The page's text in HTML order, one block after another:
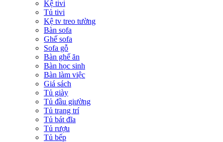
Kệ tivi
Tủ tivi
Kệ tv treo tường
Bàn sofa
Ghế sofa
Sofa gỗ
Bàn ghế ăn
Bàn học sinh
Bàn làm việc
Giá sách
Tủ giày
Tủ đầu giường
Tủ trang trí
Tủ bát đĩa
Tủ rượu
Tủ bếp